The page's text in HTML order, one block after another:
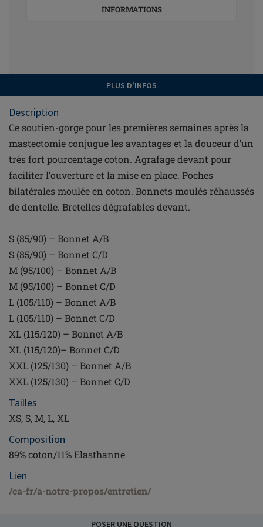
INFORMATIONS
PLUS D'INFOS
Description
Ce soutien-gorge pour les premières semaines après la
mastectomie conjugue les avantages et la douceur d’un
très fort pourcentage coton. Agrafage devant pour
faciliter l’ouverture et la mise en place. Poches
bilatérales moulée en coton. Bonnets moulés réhaussés
de dentelle. Bretelles dégrafables devant.
S (85/90) – Bonnet A/B
S (85/90) – Bonnet C/D
M (95/100) – Bonnet A/B
M (95/100) – Bonnet C/D
L (105/110) – Bonnet A/B
L (105/110) – Bonnet C/D
XL (115/120) – Bonnet A/B
XL (115/120)– Bonnet C/D
XXL (125/130) – Bonnet A/B
XXL (125/130) – Bonnet C/D
Tailles
XS, S, M, L, XL
Composition
89% coton/11% Elasthanne
Lien
/ca-fr/a-notre-propos/entretien/
POSER UNE QUESTION